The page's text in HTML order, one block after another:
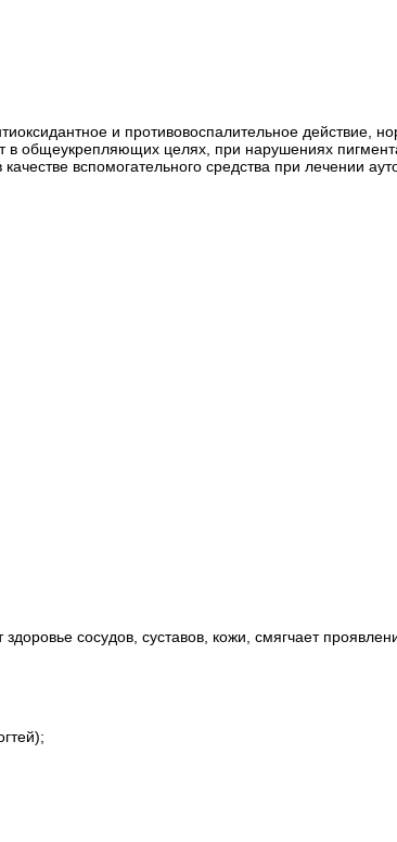
и противовоспалительное действие,
общеукрепляющих целях, при нарушениях
вспомогательного средства при лечении
сосудов, суставов, кожи, смягчает